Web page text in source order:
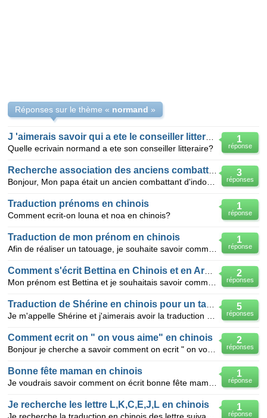
Réponses sur le thème « normand »
1
réponse
Quelle ecrivain normand a ete son conseiller litteraire?
3
réponses
1
réponse
Traduction prénoms en chinois
Comment ecrit-on louna et noa en chinois?
1
réponse
Traduction de mon prénom en chinois
2
réponses
5
réponses
2
réponses
Comment ecrit on " on vous aime" en chinois
1
réponse
Bonne fête maman en chinois
1
réponse
Je recherche les lettre L,K,C,E,J,L en chinois